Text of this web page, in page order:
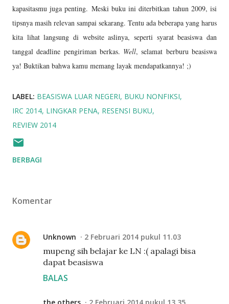
kapasitasmu juga penting. Meski buku ini diterbitkan tahun 2009, isi
tipsnya masih relevan sampai sekarang. Tentu ada beberapa yang harus
kita lihat langsung di website aslinya, seperti syarat beasiswa dan
tanggal deadline pengiriman berkas. Well, selamat berburu beasiswa
ya! Buktikan bahwa kamu memang layak mendapatkannya! ;)
LABEL: BEASISWA LUAR NEGERI BUKU NONFIKSI
IRC 2014 LINGKAR PENA RESENSI BUKU
REVIEW 2014
BERBAGI
Komentar
Unknown 2 Februari 2014 pukul 11.03
mupeng sih belajar ke LN :( apalagi bisa
dapat beasiswa
BALAS